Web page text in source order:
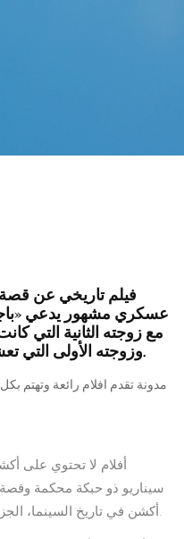
عسكري مشهور يدعي
مع زوجته الثانية التي
وزوجته الأولى التي تعشقه بجنون وتتفاجأ بزواجه الثاني.
أفلام لا تحتوي على
أكشن في تاريخ السينما، الجزء الأول، مصنفة من الجيد إلى الأفضل.